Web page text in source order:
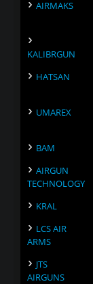
AIRMAKS
KALIBRGUN
HATSAN
UMAREX
BAM
AIRGUN
TECHNOLOGY
KRAL
LCS AIR
ARMS
JTS
AIRGUNS